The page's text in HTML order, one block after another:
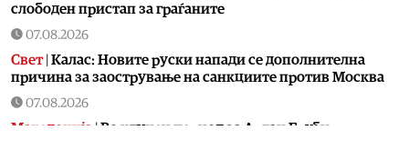
слободен пристап за граѓаните
07.08.2026
Свет| Калас: Новите руски напади се дополнителна
причина за заострување на санкциите против Москва
07.08.2026
Македонија |Во клучен период за Артан Груби,